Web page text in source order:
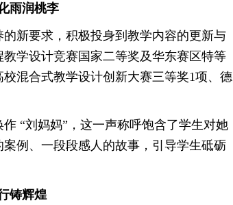
雨润桃李
新要求，积极投身到教学内容的更新与
学设计竞赛国家二等奖及华东赛区特等
混合式教学设计创新大赛三等奖1项、德
“刘妈妈”，这一声称呼饱含了学生对她
例、一段段感人的故事，引导学生砥砺
铸辉煌